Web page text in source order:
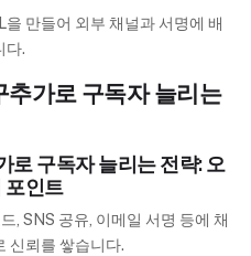
만들어 외부 채널과 서명에 배
다.
가로 구독자 늘리는
로 구독자 늘리는 전략: 오
포인트
, SNS 공유, 이메일 서명 등에 채
신뢰를 쌓습니다.